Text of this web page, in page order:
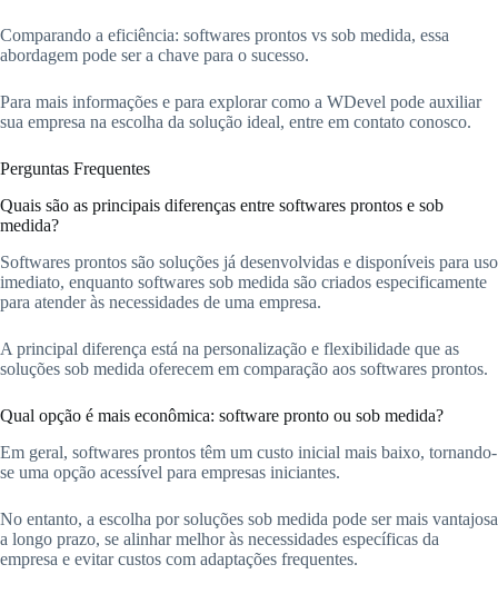
Comparando a eficiência: softwares prontos vs sob medida, essa
abordagem pode ser a chave para o sucesso.
Para mais informações e para explorar como a WDevel pode auxiliar
sua empresa na escolha da solução ideal, entre em contato conosco.
Perguntas Frequentes
Quais são as principais diferenças entre softwares prontos e sob
medida?
Softwares prontos são soluções já desenvolvidas e disponíveis para uso
imediato, enquanto softwares sob medida são criados especificamente
para atender às necessidades de uma empresa.
A principal diferença está na personalização e flexibilidade que as
soluções sob medida oferecem em comparação aos softwares prontos.
Qual opção é mais econômica: software pronto ou sob medida?
Em geral, softwares prontos têm um custo inicial mais baixo, tornando-
se uma opção acessível para empresas iniciantes.
No entanto, a escolha por soluções sob medida pode ser mais vantajosa
a longo prazo, se alinhar melhor às necessidades específicas da
empresa e evitar custos com adaptações frequentes.